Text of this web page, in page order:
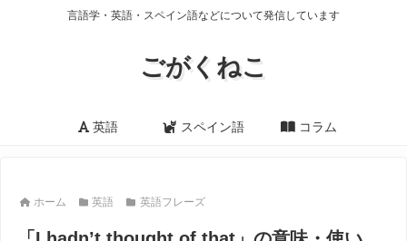
言語学・英語・スペイン語などについて発信しています
ごがくねこ
英語 スペイン語 コラム
ホーム 英語 英語フレーズ